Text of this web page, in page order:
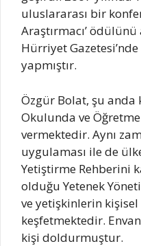
uluslararası bir
Araştırmacı’
Hürriyet Gazetesi’nde
yapmıştır.
Özgür Bolat, şu
Okulunda ve
vermektedir. Aynı
uygulaması ile de
Yetiştirme Rehberini
olduğu Yetenek
ve yetişkinlerin
keşfetmektedir.
kişi doldurmuştur.